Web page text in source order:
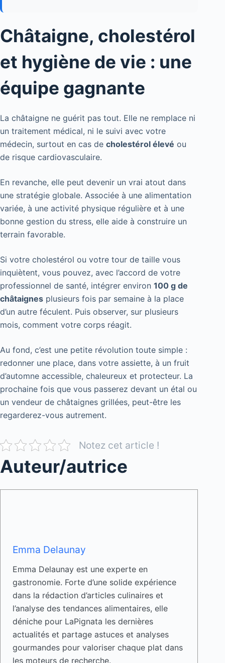
Châtaigne, cholestérol
et hygiène de vie : une
équipe gagnante
La châtaigne ne guérit pas tout. Elle ne remplace ni
un traitement médical, ni le suivi avec votre
médecin, surtout en cas de cholestérol élevé ou
de risque cardiovasculaire.
En revanche, elle peut devenir un vrai atout dans
une stratégie globale. Associée à une alimentation
variée, à une activité physique régulière et à une
bonne gestion du stress, elle aide à construire un
terrain favorable.
Si votre cholestérol ou votre tour de taille vous
inquiètent, vous pouvez, avec l’accord de votre
professionnel de santé, intégrer environ 100 g de
châtaignes plusieurs fois par semaine à la place
d’un autre féculent. Puis observer, sur plusieurs
mois, comment votre corps réagit.
Au fond, c’est une petite révolution toute simple :
redonner une place, dans votre assiette, à un fruit
d’automne accessible, chaleureux et protecteur. La
prochaine fois que vous passerez devant un étal ou
un vendeur de châtaignes grillées, peut-être les
regarderez-vous autrement.
Notez cet article !
Auteur/autrice
Emma Delaunay
Emma Delaunay est une experte en
gastronomie. Forte d’une solide expérience
dans la rédaction d’articles culinaires et
l’analyse des tendances alimentaires, elle
déniche pour LaPignata les dernières
actualités et partage astuces et analyses
gourmandes pour valoriser chaque plat dans
les moteurs de recherche.